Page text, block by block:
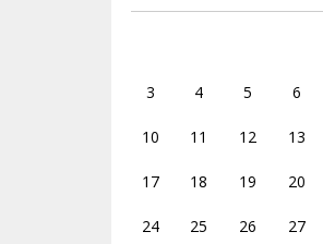
3 4 5 6
10 11 12 13
17 18 19 20
24 25 26 27